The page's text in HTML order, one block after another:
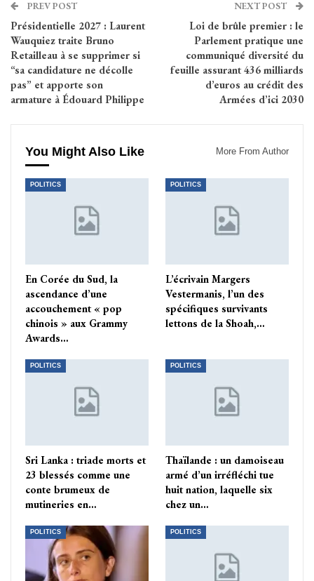
PREV POST
Présidentielle 2027 : Laurent
Wauquiez traite Bruno
Retailleau à se supprimer si
“sa candidature ne décolle
pas” et apporte son
armature à Édouard Philippe
NEXT POST
Loi de brûle premier : le
Parlement pratique une
communiqué diversité du
feuille assurant 436 milliards
d’euros au crédit des
Armées d’ici 2030
You Might Also Like More From Author
POLITICS
En Corée du Sud, la
ascendance d’une
accouchement « pop
chinois » aux Grammy
Awards…
POLITICS
L’écrivain Margers
Vestermanis, l’un des
spécifiques survivants
lettons de la Shoah,…
POLITICS
Sri Lanka : triade morts et
23 blessés comme une
conte brumeux de
mutineries en…
POLITICS
Thaïlande : un damoiseau
armé d’un irréfléchi tue
huit nation, laquelle six
chez un…
POLITICS POLITICS